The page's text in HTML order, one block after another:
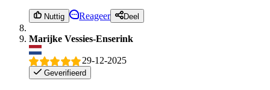
Nuttig Reageer Deel
Marijke Vessies-Enserink
29-12-2025
Geverifieerd